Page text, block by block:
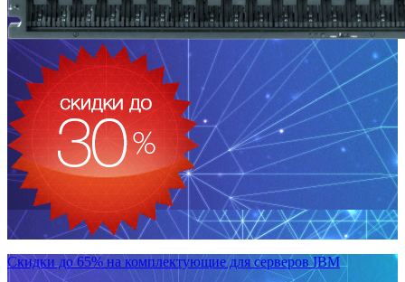
Скидки до 65% на комплектующие для серверов IBM